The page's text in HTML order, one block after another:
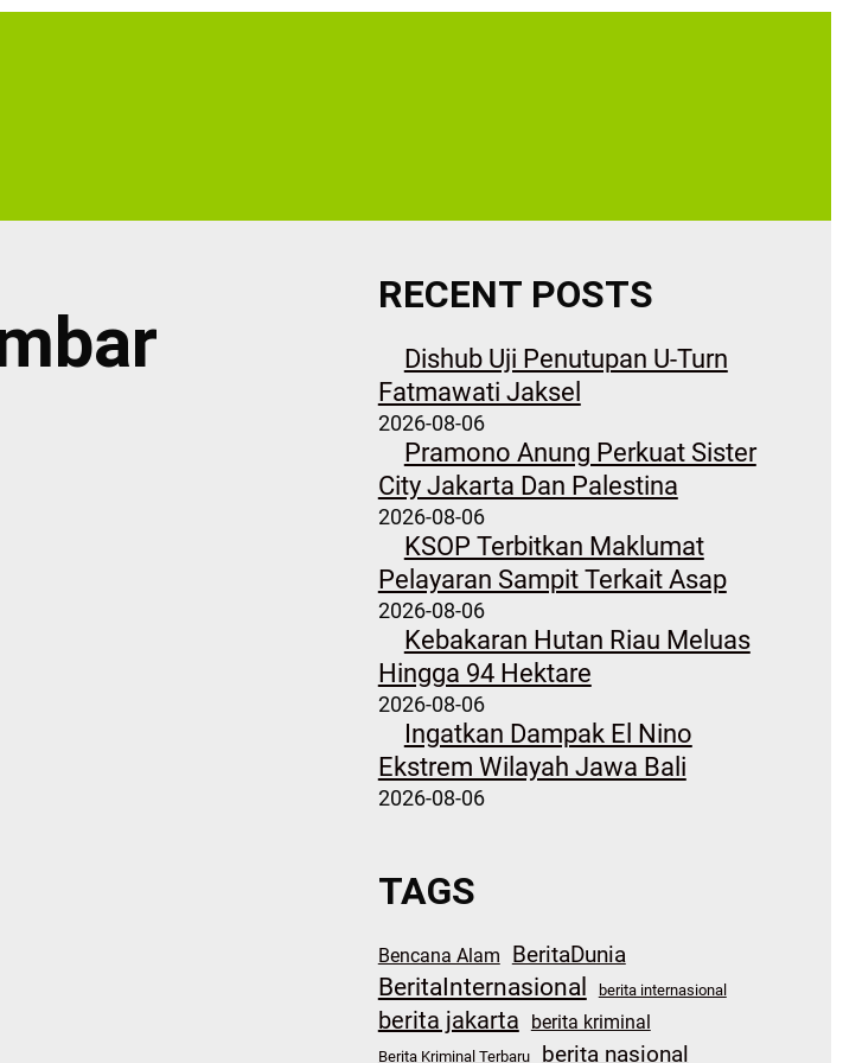
RECENT POSTS
Dishub Uji Penutupan U-Turn
Fatmawati Jaksel
2026-08-06
Pramono Anung Perkuat Sister
City Jakarta Dan Palestina
2026-08-06
KSOP Terbitkan Maklumat
Pelayaran Sampit Terkait Asap
2026-08-06
Kebakaran Hutan Riau Meluas
Hingga 94 Hektare
2026-08-06
Ingatkan Dampak El Nino
Ekstrem Wilayah Jawa Bali
2026-08-06
TAGS
Bencana Alam BeritaDunia
BeritaInternasional berita internasional
berita jakarta berita kriminal
Berita Kriminal Terbaru berita nasional